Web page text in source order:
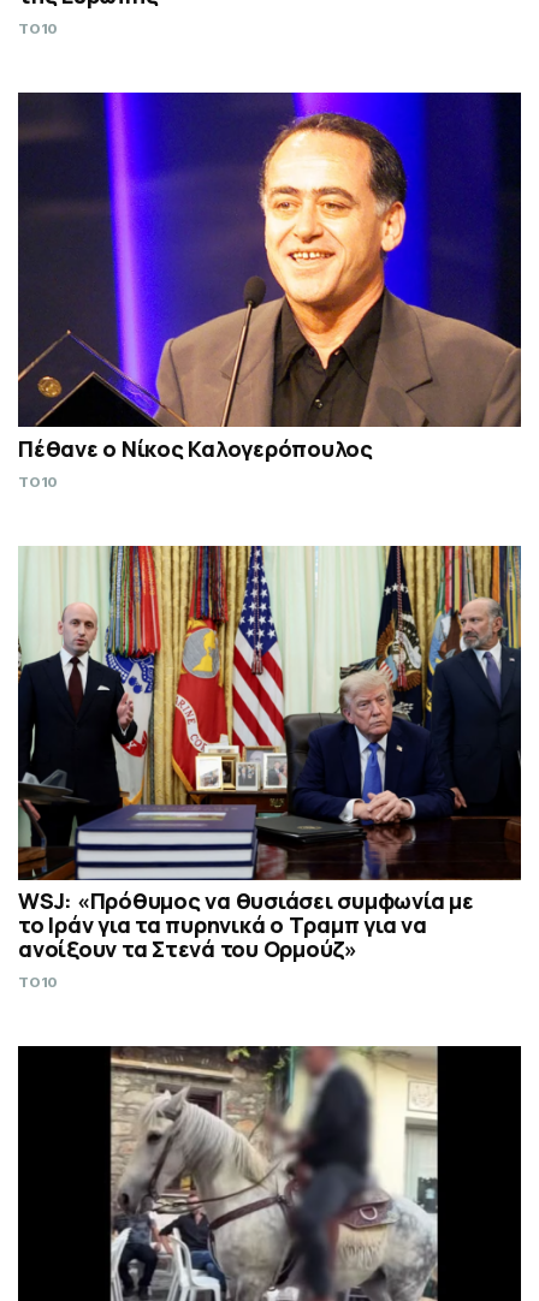
TO10
Πέθανε ο Νίκος Καλογερόπουλος
TO10
WSJ: «Πρόθυμος να θυσιάσει συμφωνία με
το Ιράν για τα πυρηνικά ο Τραμπ για να
ανοίξουν τα Στενά του Ορμούζ»
TO10